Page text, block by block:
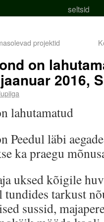
seltsid
projektid
on
2016,
lahutamatud
Peedul läbi
ka praegu
uksed kõigile
tarkust
sussid,